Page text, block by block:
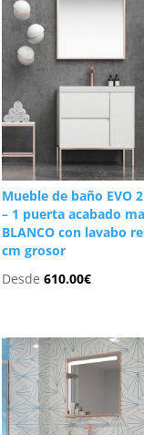
Mueble de baño EVO
– 1 puerta acabado
BLANCO con lavabo
cm grosor
Desde610.00€